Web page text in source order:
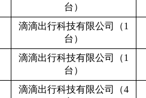
台）
滴滴出行科技有限公司（1
台）
滴滴出行科技有限公司（1
台）
滴滴出行科技有限公司（4